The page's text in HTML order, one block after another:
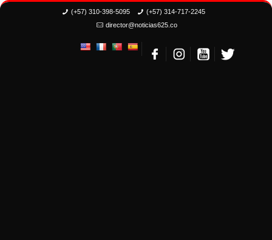
(+57) 310-398-5095
(+57) 314-717-2245
director@noticias625.co